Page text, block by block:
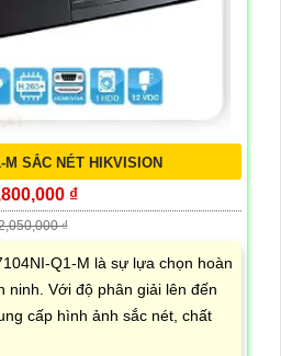
M SẮC NÉT HIKVISION
₫
₫
Q1-M là sự lựa chọn hoàn
ninh. Với độ phân giải lên đến
cấp hình ảnh sắc nét, chất